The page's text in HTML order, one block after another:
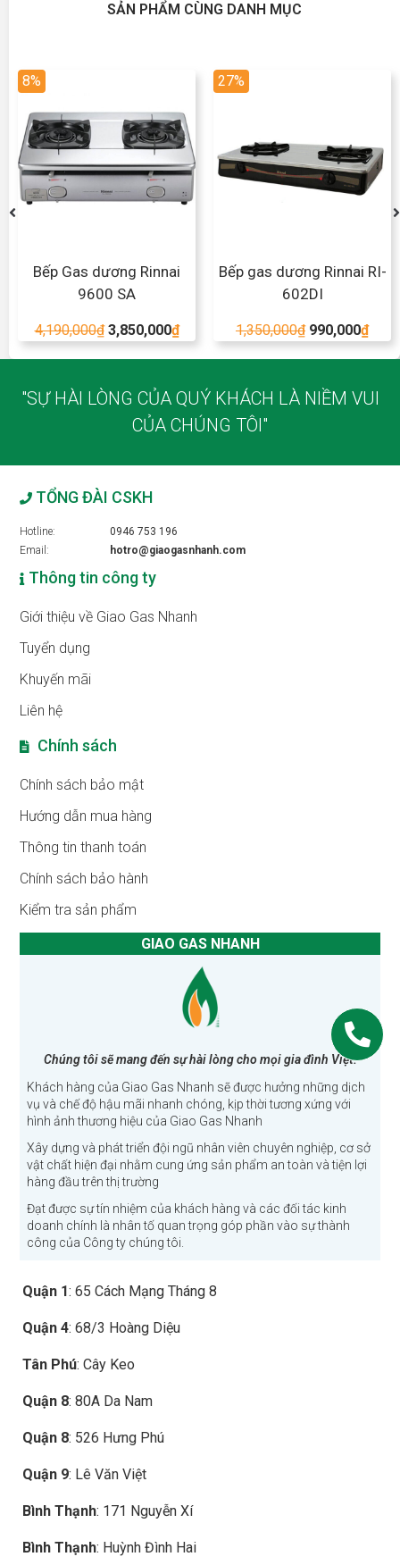
SẢN PHẨM CÙNG DANH MỤC
8%
Bếp Gas dương Rinnai
9600 SA
4,190,000₫ 3,850,000₫
27%
Bếp gas dương Rinnai RI-
602DI
1,350,000₫ 990,000₫
"SỰ HÀI LÒNG CỦA QUÝ KHÁCH LÀ NIỀM VUI
CỦA CHÚNG TÔI"
TỔNG ĐÀI CSKH
Hotline:
Email:
0946 753 196
hotro@giaogasnhanh.com
Thông tin công ty
Giới thiệu về Giao Gas Nhanh
Tuyển dụng
Khuyến mãi
Liên hệ
Chính sách
Chính sách bảo mật
Hướng dẫn mua hàng
Thông tin thanh toán
Chính sách bảo hành
Kiểm tra sản phẩm
GIAO GAS NHANH
Chúng tôi sẽ mang đến sự hài lòng cho mọi gia đình Việt!
Khách hàng của Giao Gas Nhanh sẽ được hưởng những dịch
vụ và chế độ hậu mãi nhanh chóng, kịp thời tương xứng với
hình ảnh thương hiệu của Giao Gas Nhanh
Xây dựng và phát triển đội ngũ nhân viên chuyên nghiệp, cơ sở
vật chất hiện đại nhằm cung ứng sản phẩm an toàn và tiện lợi
hàng đầu trên thị trường
Đạt được sự tín nhiệm của khách hàng và các đối tác kinh
doanh chính là nhân tố quan trọng góp phần vào sự thành
công của Công ty chúng tôi.
Quận 1: 65 Cách Mạng Tháng 8
Quận 4: 68/3 Hoàng Diệu
Tân Phú: Cây Keo
Quận 8: 80A Da Nam
Quận 8: 526 Hưng Phú
Quận 9: Lê Văn Việt
Bình Thạnh: 171 Nguyễn Xí
Bình Thạnh: Huỳnh Đình Hai